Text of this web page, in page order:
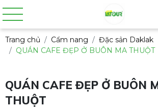
Trang chủ Cẩm nang
Đặc sản Daklak
QUÁN CAFE ĐẸP Ở BUÔN MA THUỘT
QUÁN CAFE ĐẸP Ở BUÔN
THUỘT